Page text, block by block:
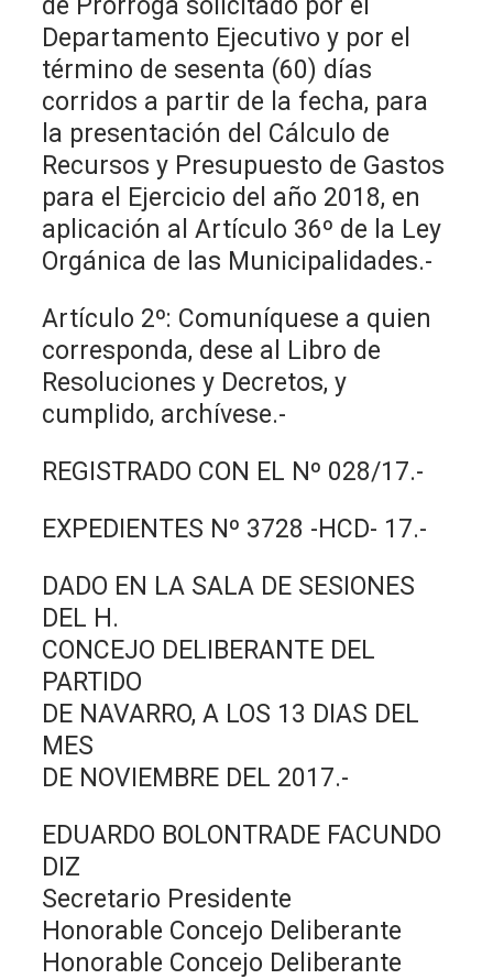
Departamento Ejecutivo y por el
término de sesenta (60) días
corridos a partir de la fecha, para
la presentación del Cálculo de
Recursos y Presupuesto de Gastos
para el Ejercicio del año 2018, en
aplicación al Artículo 36º de la Ley
Orgánica de las Municipalidades.-
Artículo 2º: Comuníquese a quien
corresponda, dese al Libro de
Resoluciones y Decretos, y
cumplido, archívese.-
REGISTRADO CON EL Nº 028/17.-
EXPEDIENTES Nº 3728 -HCD- 17.-
DADO EN LA SALA DE SESIONES
DEL H.
CONCEJO DELIBERANTE DEL
PARTIDO
DE NAVARRO, A LOS 13 DIAS DEL
MES
DE NOVIEMBRE DEL 2017.-
EDUARDO BOLONTRADE FACUNDO
DIZ
Secretario Presidente
Honorable Concejo Deliberante
Honorable Concejo Deliberante